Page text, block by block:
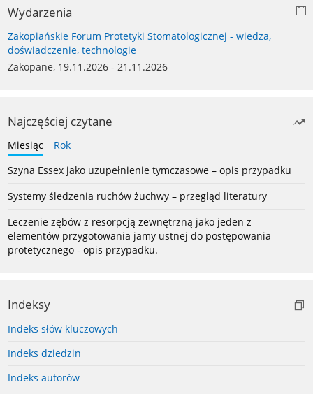
Wydarzenia
Zakopiańskie Forum Protetyki Stomatologicznej - wiedza,
doświadczenie, technologie
Zakopane, 19.11.2026 - 21.11.2026
Najczęściej czytane
Miesiąc
Rok
Szyna Essex jako uzupełnienie tymczasowe – opis przypadku
Systemy śledzenia ruchów żuchwy – przegląd literatury
Leczenie zębów z resorpcją zewnętrzną jako jeden z
elementów przygotowania jamy ustnej do postępowania
protetycznego - opis przypadku.
Indeksy
Indeks słów kluczowych
Indeks dziedzin
Indeks autorów